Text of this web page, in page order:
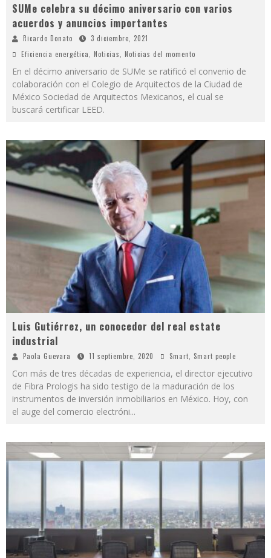
SUMe celebra su décimo aniversario con varios
acuerdos y anuncios importantes
Ricardo Donato
3 diciembre, 2021
Eficiencia energética
Noticias Noticias del momento
En el décimo aniversario de SUMe se ratificó el convenio de
colaboración con el Colegio de Arquitectos de la Ciudad de
México Sociedad de Arquitectos Mexicanos, el cual se
buscará certificar LEED.
Luis Gutiérrez, un conocedor del real estate
industrial
Paola Guevara 11 septiembre, 2020 Smart Smart people
Con más de tres décadas de experiencia, el director ejecutivo
de Fibra Prologis ha sido testigo de la maduración de los
instrumentos de inversión inmobiliarios en México. Hoy, con
el auge del comercio electróni...